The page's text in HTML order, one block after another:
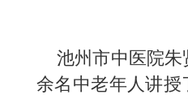
池州市中医院朱
余名中老年人讲授